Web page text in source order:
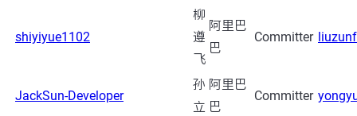
shiyiyue1102
柳
遵
飞
阿里巴
巴
Committer
JackSun-Developer
孙
立
阿里巴
巴
Committer